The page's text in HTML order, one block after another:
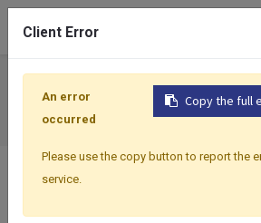
支援服務
下載專區
Client Error
Copy the full
An error
occurred
Please use the copy button to report the
service.